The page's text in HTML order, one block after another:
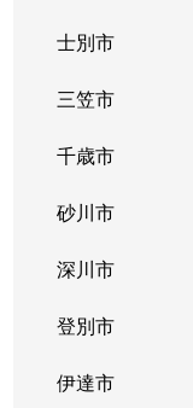
士別市
三笠市
千歳市
砂川市
深川市
登別市
伊達市